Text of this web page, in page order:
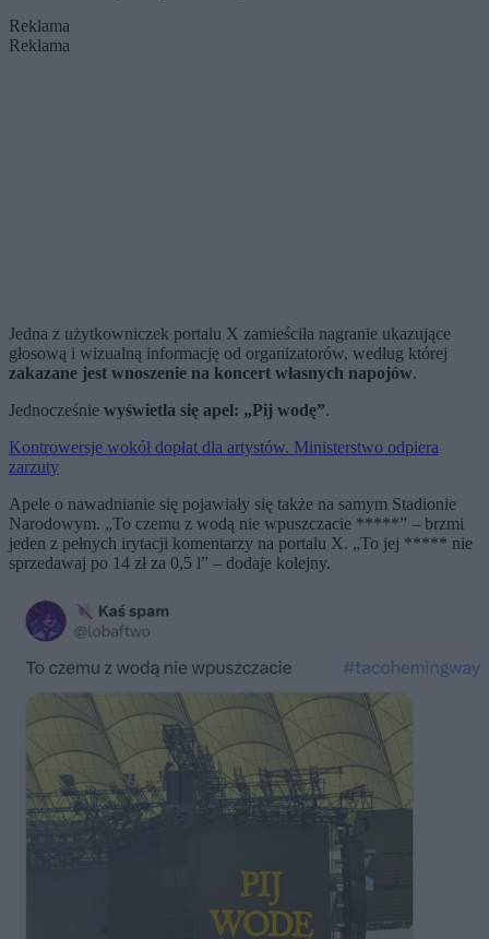
Reklama
Reklama
Jedna z użytkowniczek portalu X zamieściła nagranie ukazujące
głosową i wizualną informację od organizatorów, według której
zakazane jest wnoszenie na koncert własnych napojów.
Jednocześnie wyświetla się apel: „Pij wodę”.
Kontrowersje wokół dopłat dla artystów. Ministerstwo odpiera
zarzuty
Apele o nawadnianie się pojawiały się także na samym Stadionie
Narodowym. „To czemu z wodą nie wpuszczacie *****” – brzmi
jeden z pełnych irytacji komentarzy na portalu X. „To jej ***** nie
sprzedawaj po 14 zł za 0,5 l” – dodaje kolejny.